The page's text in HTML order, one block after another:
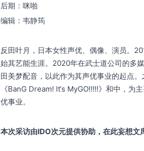
后期：咪啪
编辑：韦静筠
反田叶月，日本女性声优、偶像、演员。
始其艺能生涯。2020年在武士道公司的多
田美梦配音，以此作为其声优事业的起点
《BanG Dream! It‘s MyGO!!!!!》和中，
优事业。
本次采访由IDO次元提供协助，在此妄想文